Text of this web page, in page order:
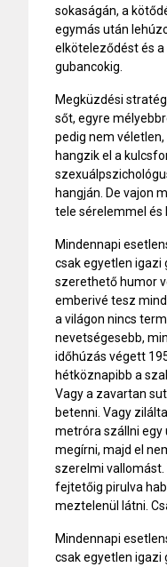
sokaságán, a
egymás után
elköteleződést és
gubancokig.
Megküzdési
sőt, egyre
pedig nem véletlen,
hangzik el a
hangján. De vajon
tele sérelemmel és
Mindennapi
csak egyetlen igazi
szerethető humor
emberivé tesz
a világon nincs
nevetségesebb,
időhúzás végett
hétköznapibb a
Vagy a zavartan
betenni. Vagy
metróra szállni egy
megírni, majd el
szerelmi
fejtetőig pirulva
meztelenül látni.
Mindennapi
csak egyetlen igazi